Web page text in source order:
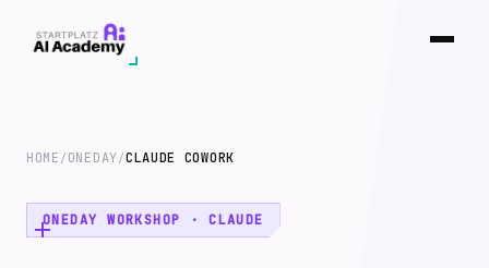
HOME / ONEDAY/CLAUDE COWORK
ONEDAY WORKSHOP · CLAUDE